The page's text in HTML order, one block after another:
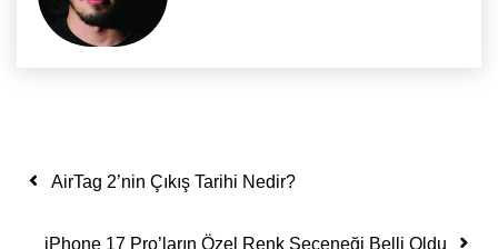
Yazı dolaşımı
AirTag 2’nin Çıkış Tarihi Nedir?
iPhone 17 Pro’ların Özel Renk Seçeneği Belli Oldu